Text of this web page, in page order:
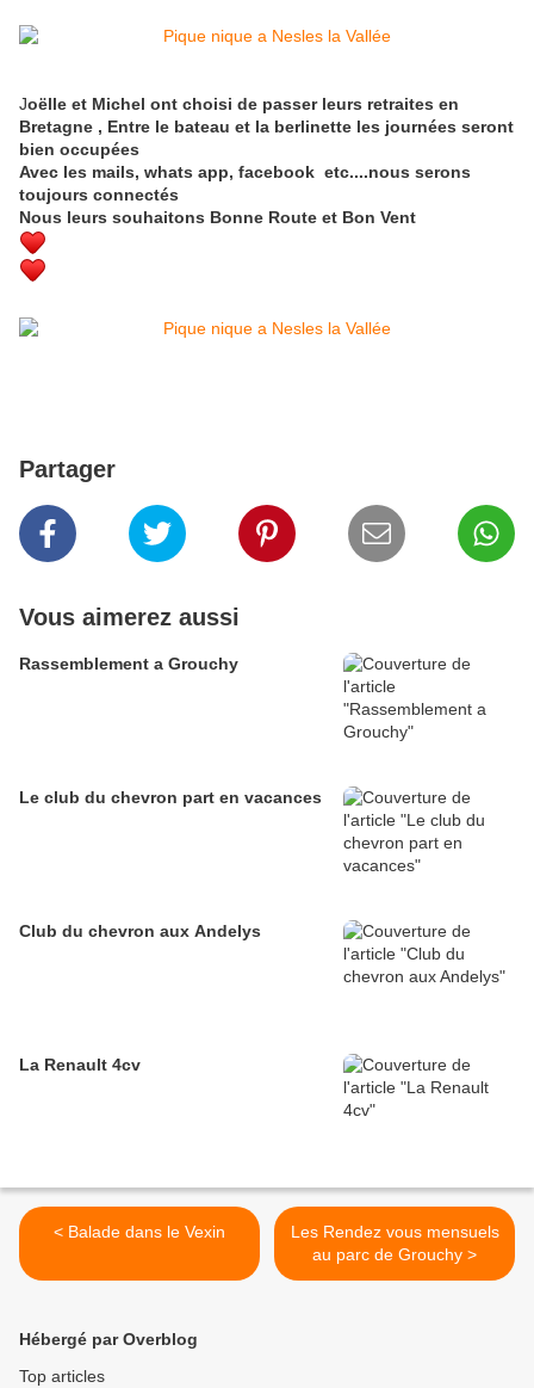
Joëlle et Michel ont choisi de passer leurs retraites en
Bretagne , Entre le bateau et la berlinette les journées seront
bien occupées
Avec les mails, whats app, facebook etc....nous serons
toujours connectés
Nous leurs souhaitons Bonne Route et Bon Vent
Partager
Vous aimerez aussi
Rassemblement a Grouchy
Le club du chevron part en vacances
Club du chevron aux Andelys
La Renault 4cv
< Balade dans le Vexin
Les Rendez vous mensuels
au parc de Grouchy >
Hébergé par Overblog
Top articles